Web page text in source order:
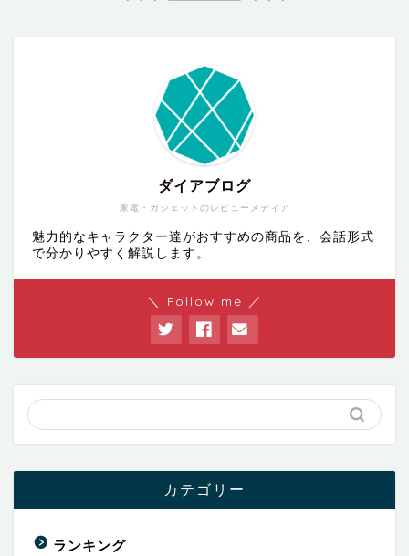
家電・ガジェットのレビューメディア
ダイアブログ
魅力的なキャラクター達がおすすめの商品を、会話形式
で分かりやすく解説します。
＼ Follow me ／
カテゴリー
ランキング